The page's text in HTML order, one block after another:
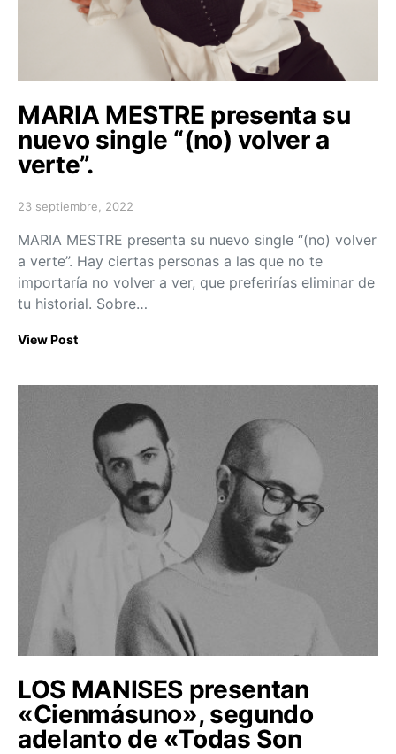
MARIA MESTRE presenta su
nuevo single “(no) volver a
verte”.
Posted on
23 septiembre, 2022
MARIA MESTRE presenta su nuevo single “(no) volver
a verte”. Hay ciertas personas a las que no te
importaría no volver a ver, que preferirías eliminar de
tu historial. Sobre…
View Post
LOS MANISES presentan
«Cienmásuno», segundo
adelanto de «Todas Son